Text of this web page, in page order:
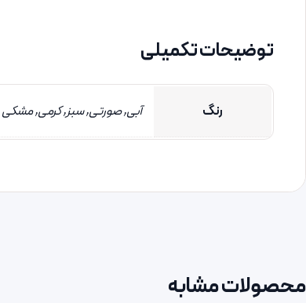
توضیحات تکمیلی
رنگ آبی, صورتی, سبز, کرمی, مشکی
محصولات مشابه